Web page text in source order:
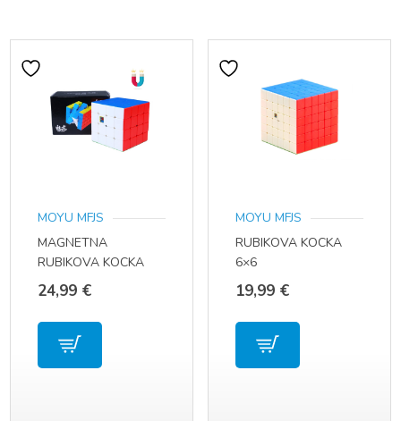
MOYU MFJS
MAGNETNA
RUBIKOVA KOCKA
4×4
24,99 €
MOYU MFJS
RUBIKOVA KOCKA
6×6
19,99 €